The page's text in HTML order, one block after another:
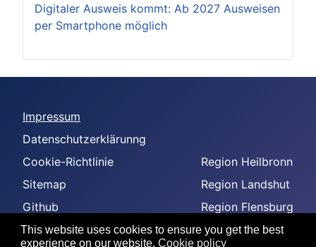
This website uses cookies to ensure you get the best
experience on our website. Cookie policy
Digitaler Ausweis kommt: Ab 2027 Ausweisen
per Smartphone möglich
Impressum
Datenschutzerklärunng
Cookie-Richtlinie
Sitemap
Github
-
Region Heilbronn
Region Landshut
Region Flensburg
Region Amberg